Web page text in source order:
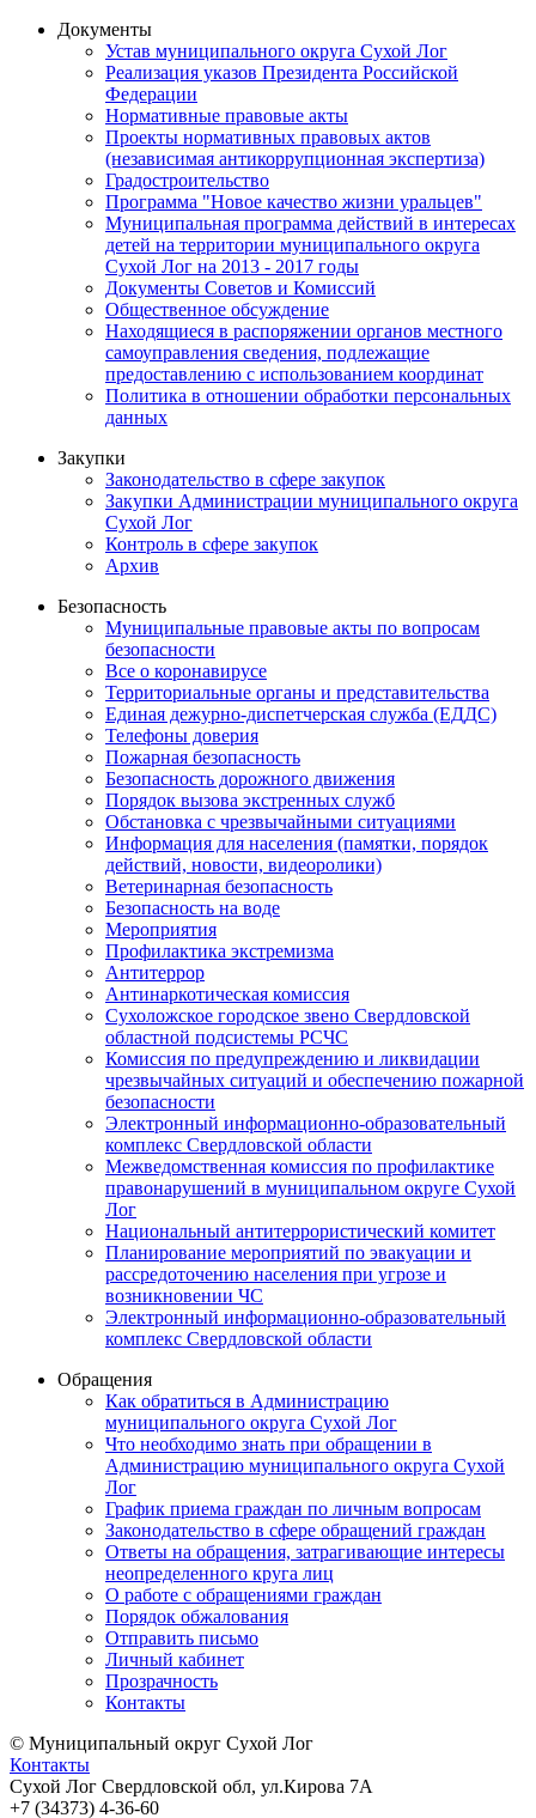
Документы
Устав муниципального округа Сухой Лог
Реализация указов Президента Российской
Федерации
Нормативные правовые акты
Проекты нормативных правовых актов
(независимая антикоррупционная экспертиза)
Градостроительство
Программа "Новое качество жизни уральцев"
Муниципальная программа действий в интересах
детей на территории муниципального округа
Сухой Лог на 2013 - 2017 годы
Документы Советов и Комиссий
Общественное обсуждение
Находящиеся в распоряжении органов местного
самоуправления сведения, подлежащие
предоставлению с использованием координат
Политика в отношении обработки персональных
данных
Закупки
Законодательство в сфере закупок
Закупки Администрации муниципального округа
Сухой Лог
Контроль в сфере закупок
Архив
Безопасность
Муниципальные правовые акты по вопросам
безопасности
Все о коронавирусе
Территориальные органы и представительства
Единая дежурно-диспетчерская служба (ЕДДС)
Телефоны доверия
Пожарная безопасность
Безопасность дорожного движения
Порядок вызова экстренных служб
Обстановка с чрезвычайными ситуациями
Информация для населения (памятки, порядок
действий, новости, видеоролики)
Ветеринарная безопасность
Безопасность на воде
Мероприятия
Профилактика экстремизма
Антитеррор
Антинаркотическая комиссия
Сухоложское городское звено Свердловской
областной подсистемы РСЧС
Комиссия по предупреждению и ликвидации
чрезвычайных ситуаций и обеспечению пожарной
безопасности
Электронный информационно-образовательный
комплекс Cвердловской области
Межведомственная комиссия по профилактике
правонарушений в муниципальном округе Сухой
Лог
Национальный антитеррористический комитет
Планирование мероприятий по эвакуации и
рассредоточению населения при угрозе и
возникновении ЧС
Электронный информационно-образовательный
комплекс Свердловской области
Обращения
Как обратиться в Администрацию
муниципального округа Сухой Лог
Что необходимо знать при обращении в
Администрацию муниципального округа Сухой
Лог
График приема граждан по личным вопросам
Законодательство в сфере обращений граждан
Ответы на обращения, затрагивающие интересы
неопределенного круга лиц
О работе с обращениями граждан
Порядок обжалования
Отправить письмо
Личный кабинет
Прозрачность
Контакты
© Муниципальный округ Сухой Лог
Контакты
Сухой Лог Свердловской обл, ул.Кирова 7А
+7 (34373) 4-36-60